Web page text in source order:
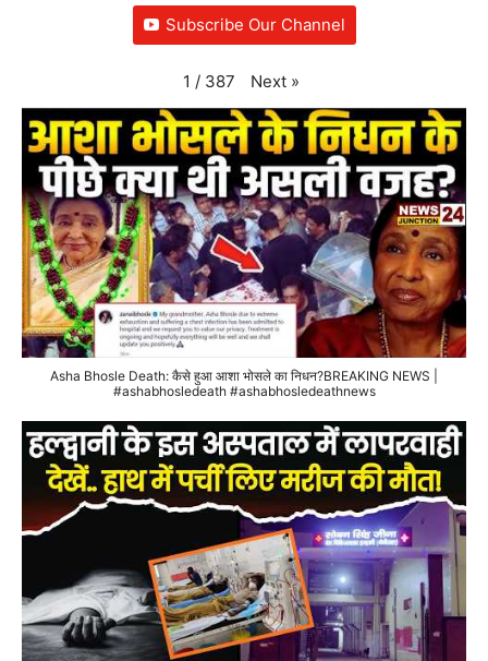
Subscribe Our Channel
1 / 387 Next »
Asha Bhosle Death: कैसे हुआ आशा भोसले का निधन?BREAKING NEWS |
#ashabhosledeath #ashabhosledeathnews